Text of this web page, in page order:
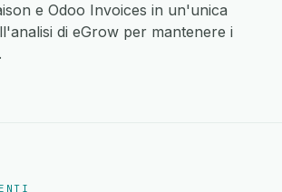
e Odoo Invoices in un'unica
di eGrow per mantenere i